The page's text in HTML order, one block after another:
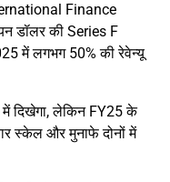
Finance
डॉलर की Series F
में लगभग 50% की रेवेन्यू
दिखेगा, लेकिन FY25 के
स्केल और मुनाफे दोनों में